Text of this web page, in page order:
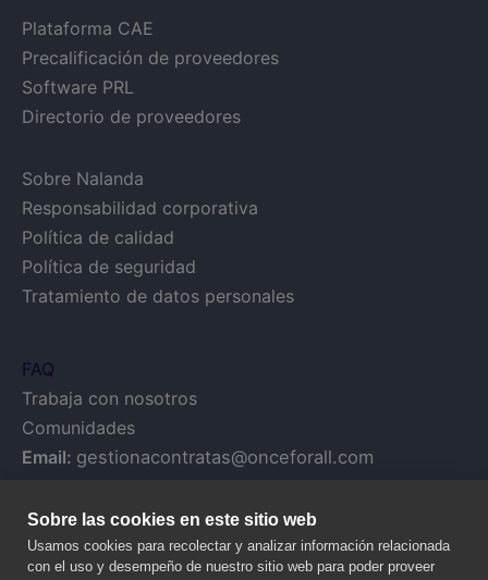
Plataforma CAE
Precalificación de proveedores
Software PRL
Directorio de proveedores
Sobre Nalanda
Responsabilidad corporativa
Política de calidad
Política de seguridad
Tratamiento de datos personales
FAQ
Trabaja con nosotros
Comunidades
Email: gestionacontratas@onceforall.com
Sobre las cookies en este sitio web
Usamos cookies para recolectar y analizar información relacionada
con el uso y desempeño de nuestro sitio web para poder proveer